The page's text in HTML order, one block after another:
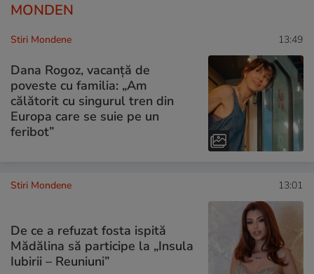
MONDEN
Stiri Mondene 13:49
Dana Rogoz, vacanță de
poveste cu familia: „Am
călătorit cu singurul tren din
Europa care se suie pe un
feribot”
Stiri Mondene 13:01
De ce a refuzat fosta ispită
Mădălina să participe la „Insula
Iubirii – Reuniuni”